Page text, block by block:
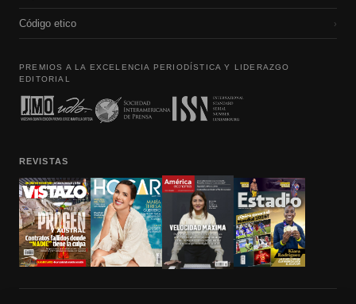
Código etico ›
PREMIOS A LA EXCELENCIA PERIODÍSTICA Y LIDERAZGO
EDITORIAL
REVISTAS